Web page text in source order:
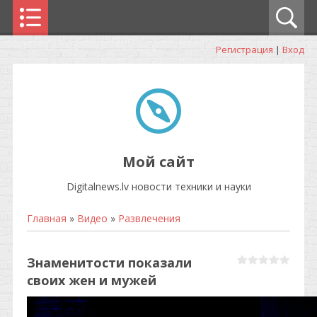
Регистрация | Вход
Мой сайт
Digitalnews.lv новости техники и науки
Главная » Видео » Развлечения
Знаменитости показали
своих жен и мужей